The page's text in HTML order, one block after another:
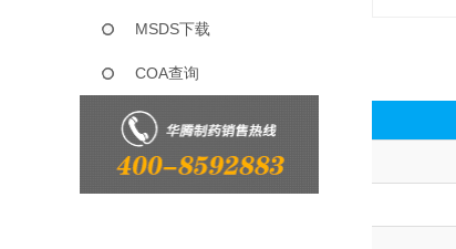
MSDS下载
COA查询